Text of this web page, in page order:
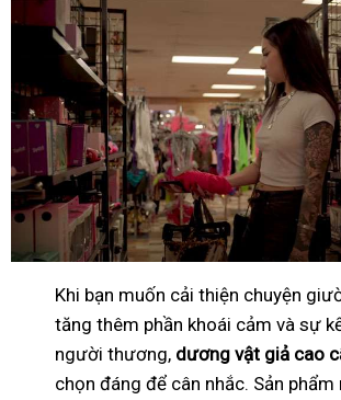
Khi bạn muốn cải thiện chuyện
tăng thêm phần khoái cảm và sự
người thương, dương vật giả cao
chọn đáng để cân nhắc. Sản